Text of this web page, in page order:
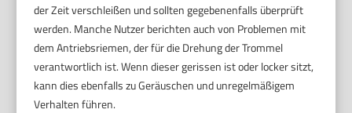
der Zeit verschleißen und sollten gegebenenfalls überprüft
werden. Manche Nutzer berichten auch von Problemen mit
dem Antriebsriemen, der für die Drehung der Trommel
verantwortlich ist. Wenn dieser gerissen ist oder locker sitzt,
kann dies ebenfalls zu Geräuschen und unregelmäßigem
Verhalten führen.